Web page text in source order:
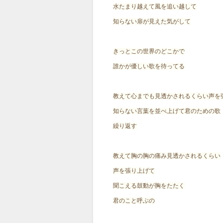
水たまり越えて風を追い越して
知らない扉が見えた気がして
きっとこの世界のどこかで
誰かが優しい歌を待ってる
教えて心までも見透かされるくらい声を
知らない言葉を並べ上げて君のための歌
繰り返す
教えて胸の胸の痛み見透かされるくらい
声を張り上げて
聞こえる鼓動が胸をたたく
君のこと呼ぶの